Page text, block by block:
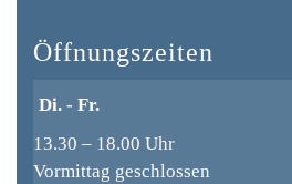
Öffnungszeiten
Di. - Fr.
13.30 – 18.00 Uhr
Vormittag geschlossen